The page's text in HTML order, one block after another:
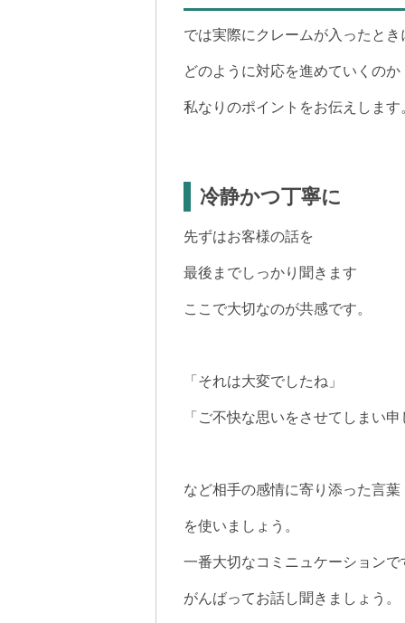
では実際にクレームが入ったとき
どのように対応を進めていくのか
私なりのポイントをお伝えします
冷静かつ丁寧に
先ずはお客様の話を
最後までしっかり聞きます
ここで大切なのが共感です。
「それは大変でしたね」
「ご不快な思いをさせてしまい申
など相手の感情に寄り添った言葉
を使いましょう。
一番大切なコミニュケーションで
がんばってお話し聞きましょう。